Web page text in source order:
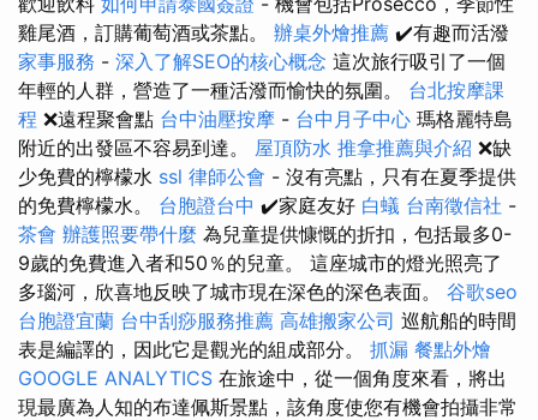
雞尾酒，訂購葡萄酒或茶點。 辦桌外燴推薦 ✔️有趣而活潑
家事服務 - 深入了解SEO的核心概念 這次旅行吸引了一個
年輕的人群，營造了一種活潑而愉快的氛圍。 台北按摩課
程 ❌遠程聚會點 台中油壓按摩 - 台中月子中心 瑪格麗特島
附近的出發區不容易到達。 屋頂防水 推拿推薦與介紹 ❌缺
少免費的檸檬水 ssl 律師公會 - 沒有亮點，只有在夏季提供
的免費檸檬水。 台胞證台中 ✔️家庭友好 白蟻 台南徵信社 -
茶會 辦護照要帶什麼 為兒童提供慷慨的折扣，包括最多0-
9歲的免費進入者和50％的兒童。 這座城市的燈光照亮了
多瑙河，欣喜地反映了城市現在深色的深色表面。 谷歌seo
台胞證宜蘭 台中刮痧服務推薦 高雄搬家公司 巡航船的時間
表是編譯的，因此它是觀光的組成部分。 抓漏 餐點外燴
GOOGLE ANALYTICS 在旅途中，從一個角度來看，將出
現最廣為人知的布達佩斯景點，該角度使您有機會拍攝非常